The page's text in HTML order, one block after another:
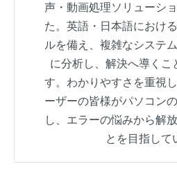
声・動画処理ソリューシ
た。英語・日本語におけ
ルを備え、複雑なシステ
に分析し、解決へ導くこ
す。わかりやすさを重視
ーザーの皆様がパソコン
し、エラーの悩みから解
とを目指して